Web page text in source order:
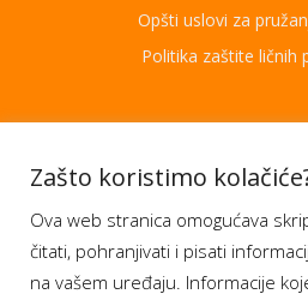
Opšti uslovi za
Politika zaštite ličnih
Aplikacije
Moj BH Telecom
Dostupnost
Zašto koristimo
Ova web stranica omogućava
čitati, pohranjivati i pisati
na vašem uređaju. Informacije